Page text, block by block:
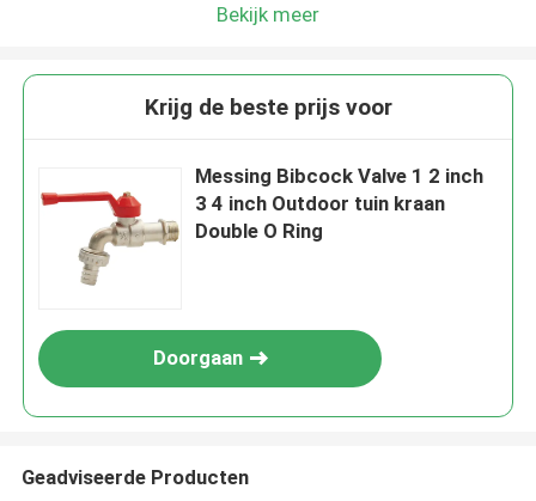
Bekijk meer
Krijg de beste prijs voor
Messing Bibcock Valve 1 2 inch
3 4 inch Outdoor tuin kraan
Double O Ring
Doorgaan
Geadviseerde Producten